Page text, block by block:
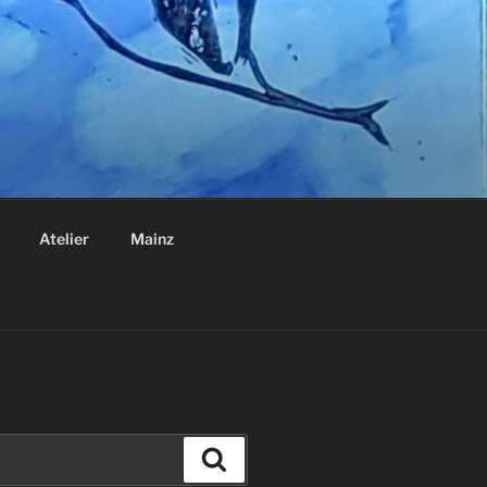
Atelier Mainz